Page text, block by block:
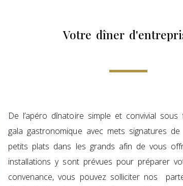
Votre dîner
De l’apéro dînatoire simple et convivial
gala gastronomique avec mets signatures
petits plats dans les grands afin de vous
installations y sont prévues pour préparer
convenance, vous pouvez solliciter nos